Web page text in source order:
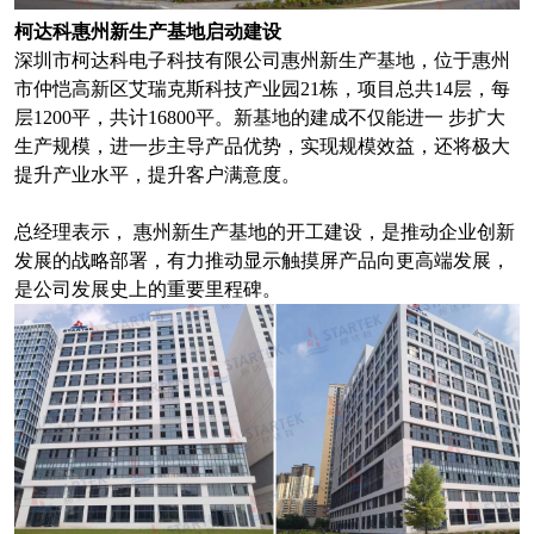
柯达科惠州新生产基地启动建设
深圳市柯达科电子科技有限公司惠州新生产基地，位于惠州
市仲恺高新区艾瑞克斯科技产业园21栋，项目总共14层，每
层1200平，共计16800平。新基地的建成不仅能进一 步扩大
生产规模，进一步主导产品优势，实现规模效益，还将极大
提升产业水平，提升客户满意度。
总经理表示， 惠州新生产基地的开工建设，是推动企业创新
发展的战略部署，有力推动显示触摸屏产品向更高端发展，
是公司发展史上的重要里程碑。